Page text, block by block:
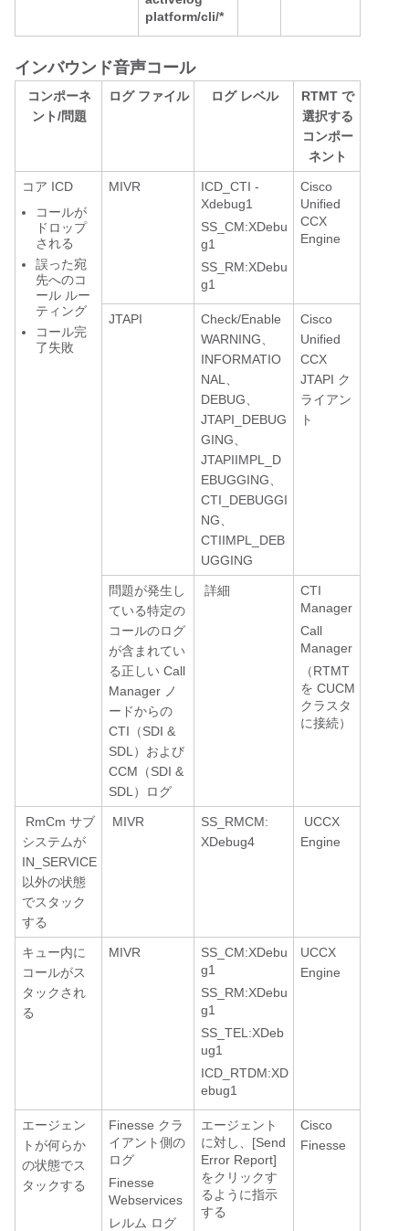
platform/cli/*
インバウンド音声コール
コンポーネ
ント/問題
ログ ファイル ログ レベル
RTMT で
選択する
コンポー
ネント
コア ICD
コールが
ドロップ
される
誤った宛
先へのコ
ール ルー
ティング
コール完
了失敗
MIVR
ICD_CTI -
Xdebug1
SS_CM:XDebu
g1
SS_RM:XDebu
g1
Cisco
Unified
CCX
Engine
JTAPI
Check/Enable
WARNING、
INFORMATIO
NAL、
DEBUG、
JTAPI_DEBUG
GING、
JTAPIIMPL_D
EBUGGING、
CTI_DEBUGGI
NG、
CTIIMPL_DEB
UGGING
Cisco
Unified
CCX
JTAPI ク
ライアン
ト
問題が発生し
ている特定の
コールのログ
が含まれてい
る正しい Call
Manager ノ
ードからの
CTI（SDI &
SDL）および
CCM（SDI &
SDL）ログ
詳細
CTI
Manager
Call
Manager
（RTMT
を CUCM
クラスタ
に接続）
RmCm サブ
システムが
IN_SERVICE
以外の状態
でスタック
する
MIVR
SS_RMCM:
XDebug4
UCCX
Engine
キュー内に
コールがス
タックされ
る
MIVR
SS_CM:XDebu
g1
SS_RM:XDebu
g1
SS_TEL:XDeb
ug1
ICD_RTDM:XD
ebug1
UCCX
Engine
エージェン
トが何らか
の状態でス
タックする
Finesse クラ
イアント側の
ログ
Finesse
Webservices
レルム ログ
エージェント
に対し、[Send
Error Report]
をクリックす
るように指示
する
Cisco
Finesse